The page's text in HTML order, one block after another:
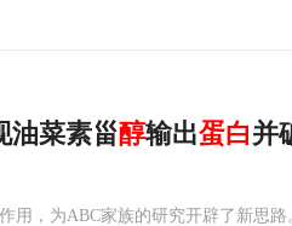
油菜素甾醇输出蛋白并
用，为ABC家族的研究开辟了新思路